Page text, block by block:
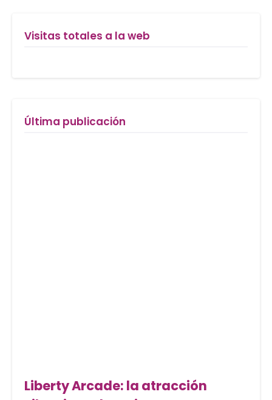
Visitas totales a la web
Última publicación
Liberty Arcade: la atracción